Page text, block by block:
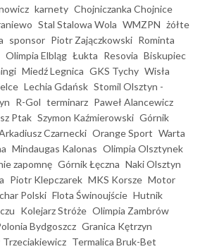
karnety Chojniczanka Chojnice
Stal Stalowa Wola WMZPN żółte
sponsor Piotr Zajączkowski Rominta
Olimpia Elbląg Łukta Resovia Biskupiec
Miedź Legnica GKS Tychy Wisła
Lechia Gdańsk Stomil Olsztyn -
R-Gol terminarz Paweł Alancewicz
Ptak Szymon Kaźmierowski Górnik
Czarnecki Orange Sport Warta
Mindaugas Kalonas Olimpia Olsztynek
zapomnę Górnik Łęczna Naki Olsztyn
Piotr Klepczarek MKS Korsze Motor
Polski Flota Świnoujście Hutnik
Kolejarz Stróże Olimpia Zambrów
Bydgoszcz Granica Kętrzyn
Trzeciakiewicz Termalica Bruk-Bet